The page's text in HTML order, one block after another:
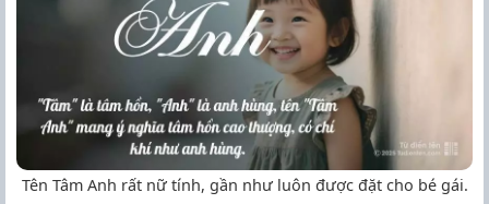
Tên Tâm Anh rất nữ tính, gần như luôn được đặt cho bé gái.